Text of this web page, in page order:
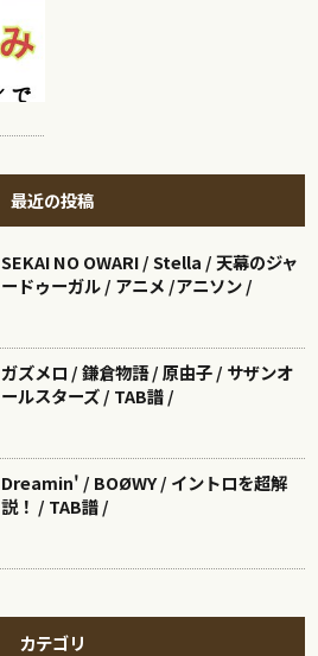
最近の投稿
SEKAI NO OWARI / Stella / 天幕のジャ
ードゥーガル / アニメ /アニソン /
ガズメロ / 鎌倉物語 / 原由子 / サザンオ
ールスターズ / TAB譜 /
Dreamin' / BOØWY / イントロを超解
説！ / TAB譜 /
カテゴリ